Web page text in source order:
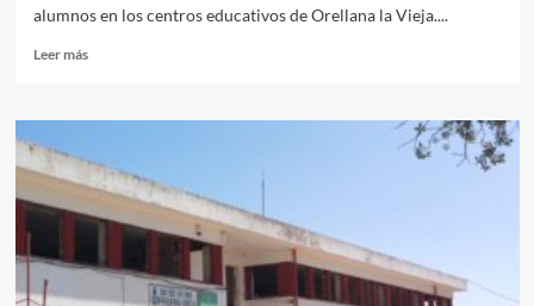
alumnos en los centros educativos de Orellana la Vieja....
Leer másLeer
Vuelta
cole
con
normalidad
centros
educativos